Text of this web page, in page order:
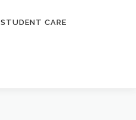
STUDENT CARE